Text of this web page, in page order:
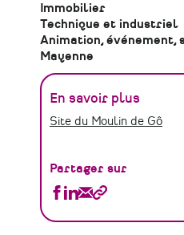
Immobilier
Technique et industriel
Animation, événement,
Mayenne
En savoir plus
Site du Moulin de Gô
Partager sur
Partager
DU
Partager
DU
Partager
DUlien